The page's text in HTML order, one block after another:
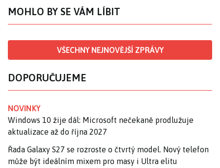
MOHLO BY SE VÁM LÍBIT
VŠECHNY NEJNOVĚJŠÍ ZPRÁVY
DOPORUČUJEME
NOVINKY
Windows 10 žije dál: Microsoft nečekaně prodlužuje
aktualizace až do října 2027
Řada Galaxy S27 se rozroste o čtvrtý model. Nový telefon
může být ideálním mixem pro masy i Ultra elitu